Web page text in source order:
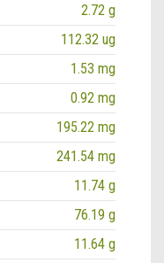
2.72 g
112.32 ug
1.53 mg
0.92 mg
195.22 mg
241.54 mg
11.74 g
76.19 g
11.64 g